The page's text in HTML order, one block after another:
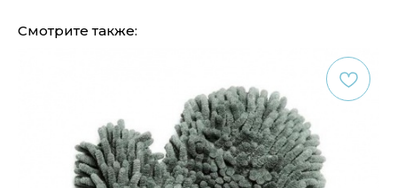
Смотрите также: